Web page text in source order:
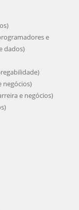
e
dados)
negócios)
e negócios)